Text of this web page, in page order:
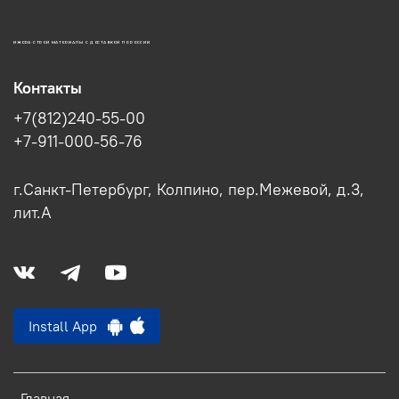
ИЖОРА-СТРОЙ МАТЕРИАЛЫ С ДОСТАВКОЙ ПО РОССИИ
Контакты
+7(812)240-55-00
+7-911-000-56-76
г.Санкт-Петербург, Колпино, пер.Межевой, д.3,
лит.А
Install App